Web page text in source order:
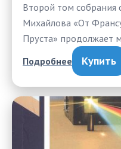
Второй том собрания
Михайлова «От
Пруста» продолжает
Подробнее Купить